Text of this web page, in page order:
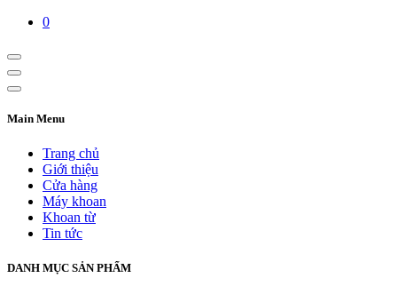
0
Main Menu
Trang chủ
Giới thiệu
Cửa hàng
Máy khoan
Khoan từ
Tin tức
DANH MỤC SẢN PHẨM